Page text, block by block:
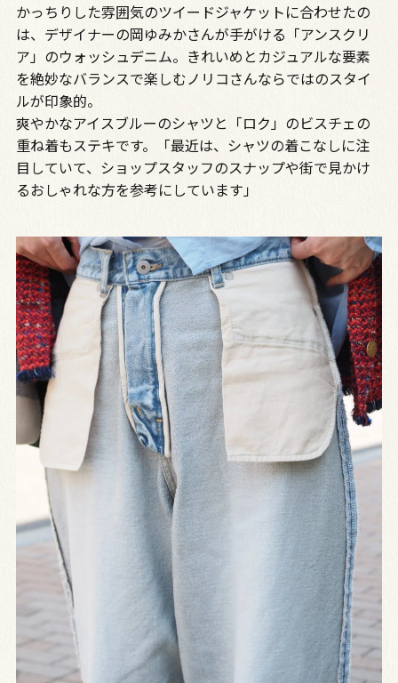
かっちりした雰囲気のツイードジャケットに合わせたの
は、デザイナーの岡ゆみかさんが手がける「アンスクリ
ア」のウォッシュデニム。きれいめとカジュアルな要素
を絶妙なバランスで楽しむノリコさんならではのスタイ
ルが印象的。
爽やかなアイスブルーのシャツと「ロク」のビスチェの
重ね着もステキです。「最近は、シャツの着こなしに注
目していて、ショップスタッフのスナップや街で見かけ
るおしゃれな方を参考にしています」